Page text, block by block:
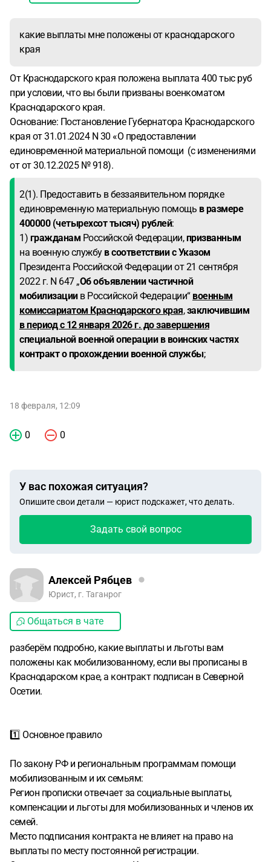
какие выплаты мне положены от краснодарского
края
От Краснодарского края положена выплата 400 тыс руб
при условии, что вы были призваны военкоматом
Краснодарского края.
Основание: Постановление Губернатора Краснодарского
края от 31.01.2024 N 30 «О предоставлении
единовременной материальной помощи (с изменениями
от от 30.12.2025 № 918).
2(1). Предоставить в беззаявительном порядке
единовременную материальную помощь в размере
400000 (четырехсот тысяч) рублей:
1) гражданам Российской Федерации,призванным
на военную службу в соответствии с Указом
Президента Российской Федерации от 21 сентября
2022 г. N 647 „Об объявлении частичной
мобилизациив Российской Федерации“ военным
комиссариатом Краснодарского края,заключившим
в период с 12 января 2026 г. до завершения
специальной военной операции в воинских частях
контракт о прохождении военной службы;
18 февраля, 12:09
0 0
У вас похожая ситуация?
Опишите свои детали — юрист подскажет, что делать.
Задать свой вопрос
Алексей Рябцев
Юрист, г. Таганрог
Общаться в чате
разберём подробно, какие выплаты и льготы вам
положены как мобилизованному, если вы прописаны в
Краснодарском крае, а контракт подписан в Северной
Осетии.
1️⃣ Основное правило
По закону РФ и региональным программам помощи
мобилизованным и их семьям:
Регион прописки отвечает за социальные выплаты,
компенсации и льготы для мобилизованных и членов их
семей.
Место подписания контракта не влияет на право на
выплаты по месту постоянной регистрации.